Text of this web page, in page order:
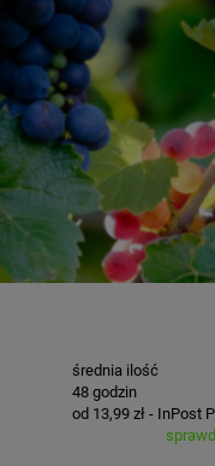
średnia ilość
48 godzin
od 13,99 zł - InPost